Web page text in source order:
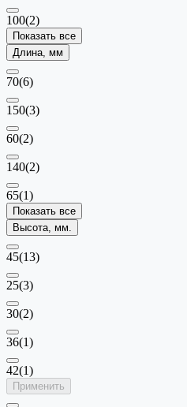
100(2)
Показать все
Длина, мм
70(6)
150(3)
60(2)
140(2)
65(1)
Показать все
Высота, мм.
45(13)
25(3)
30(2)
36(1)
42(1)
Применить